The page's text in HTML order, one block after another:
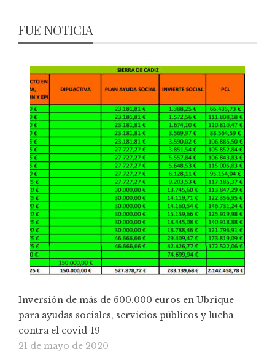
FUE NOTICIA
Inversión de más de 600.000 euros en Ubrique
para ayudas sociales, servicios públicos y lucha
contra el covid-19
21 de mayo de 2020